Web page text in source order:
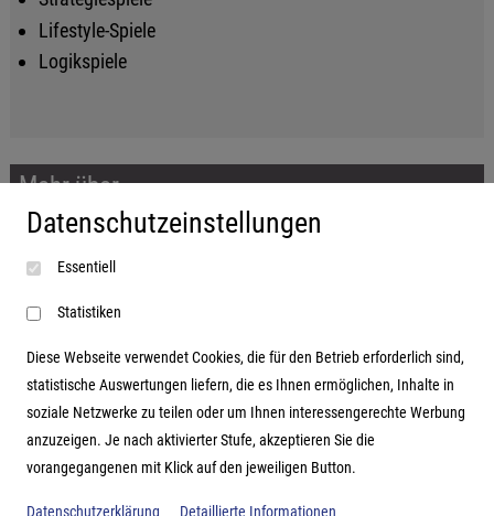
Lifestyle-Spiele
Logikspiele
Mehr über...
Impressum
AGB
Datenschutzerklärung
Adresse
Hutter Trade GmbH + Co KG
Bgm.-Landmann-Platz 1-5
Datenschutzeinstellungen
Essentiell
Statistiken
Diese Webseite verwendet Cookies, die für den Betrieb erforderlich sind,
statistische Auswertungen liefern, die es Ihnen ermöglichen, Inhalte in
soziale Netzwerke zu teilen oder um Ihnen interessengerechte Werbung
anzuzeigen. Je nach aktivierter Stufe, akzeptieren Sie die
vorangegangenen mit Klick auf den jeweiligen Button.
Datenschutzerklärung Detaillierte Informationen